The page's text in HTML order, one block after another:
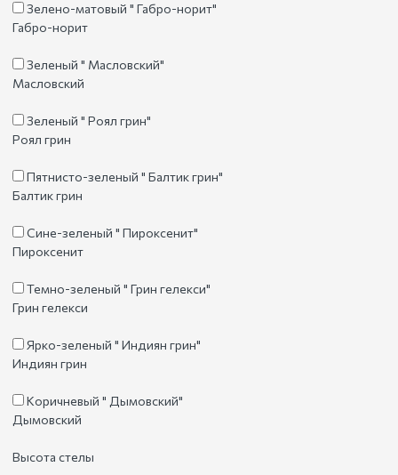
Зелено-матовый " Габро-норит"
Габро-норит
Зеленый " Масловский"
Масловский
Зеленый " Роял грин"
Роял грин
Пятнисто-зеленый " Балтик грин"
Балтик грин
Сине-зеленый " Пироксенит"
Пироксенит
Темно-зеленый " Грин гелекси"
Грин гелекси
Ярко-зеленый " Индиян грин"
Индиян грин
Коричневый " Дымовский"
Дымовский
Высота стелы